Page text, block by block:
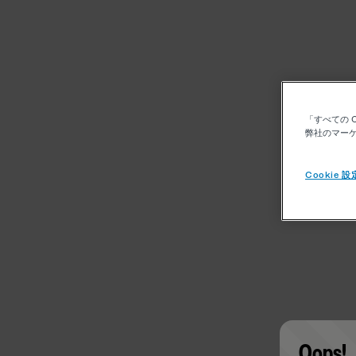
「すべての
弊社のマー
Cookie 設